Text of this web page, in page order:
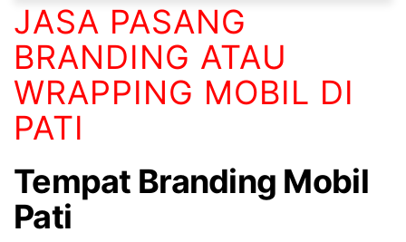
JASA PASANG
BRANDING ATAU
WRAPPING MOBIL DI
PATI
Tempat Branding Mobil
Pati